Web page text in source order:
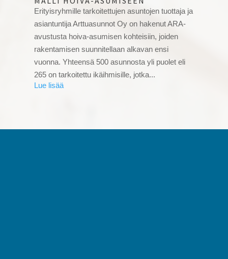
Erityisryhmille tarkoitettujen asuntojen tuottaja ja
asiantuntija Arttuasunnot Oy on hakenut ARA-
avustusta hoiva-asumisen kohteisiin, joiden
rakentamisen suunnitellaan alkavan ensi
vuonna. Yhteensä 500 asunnosta yli puolet eli
265 on tarkoitettu ikäihmisille, jotka...